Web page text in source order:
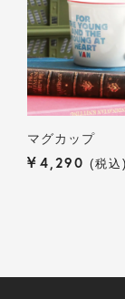
マグカップ
¥ 4,290 税込